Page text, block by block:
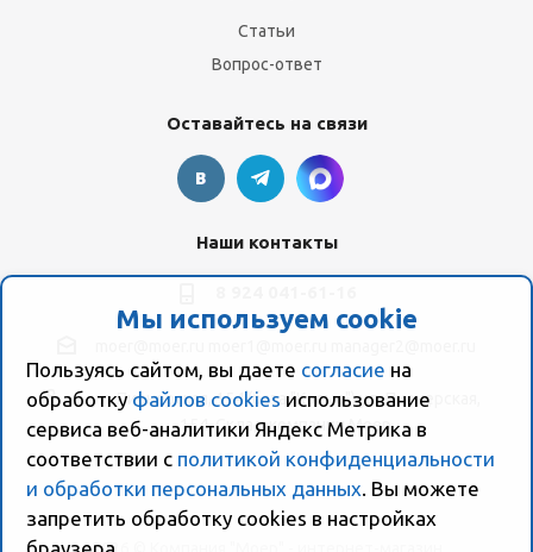
Мы используем cookie
Пользуясь сайтом, вы даете согласие на
обработку файлов cookies использование
сервиса веб-аналитики Яндекс Метрика в
соответствии с политикой конфиденциальности
и обработки персональных данных. Вы можете
запретить обработку сookies в настройках
Статьи
Вопрос-ответ
Оставайтесь на связи
Наши контакты
ул. Пионерская, 154 (база "Космо") ул. Пионерская,
154, Склад компании Моер